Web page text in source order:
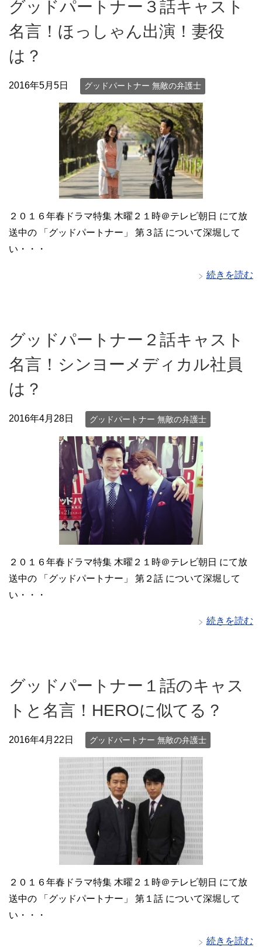
グッドパートナー３話キャスト
名言！ほっしゃん出演！妻役
は？
2016年5月5日 グッドパートナー 無敵の弁護士
２０１６年春ドラマ特集 木曜２１時＠テレビ朝日 にて放
送中の 「グッドパートナー」 第３話 について深堀して
い・・・
続きを読む
グッドパートナー２話キャスト
名言！シンヨーメディカル社員
は？
2016年4月28日 グッドパートナー 無敵の弁護士
２０１６年春ドラマ特集 木曜２１時＠テレビ朝日 にて放
送中の 「グッドパートナー」 第２話 について深堀して
い・・・
続きを読む
グッドパートナー１話のキャス
トと名言！HEROに似てる？
2016年4月22日 グッドパートナー 無敵の弁護士
２０１６年春ドラマ特集 木曜２１時＠テレビ朝日 にて放
送中の 「グッドパートナー」 第１話 について深堀して
い・・・
続きを読む